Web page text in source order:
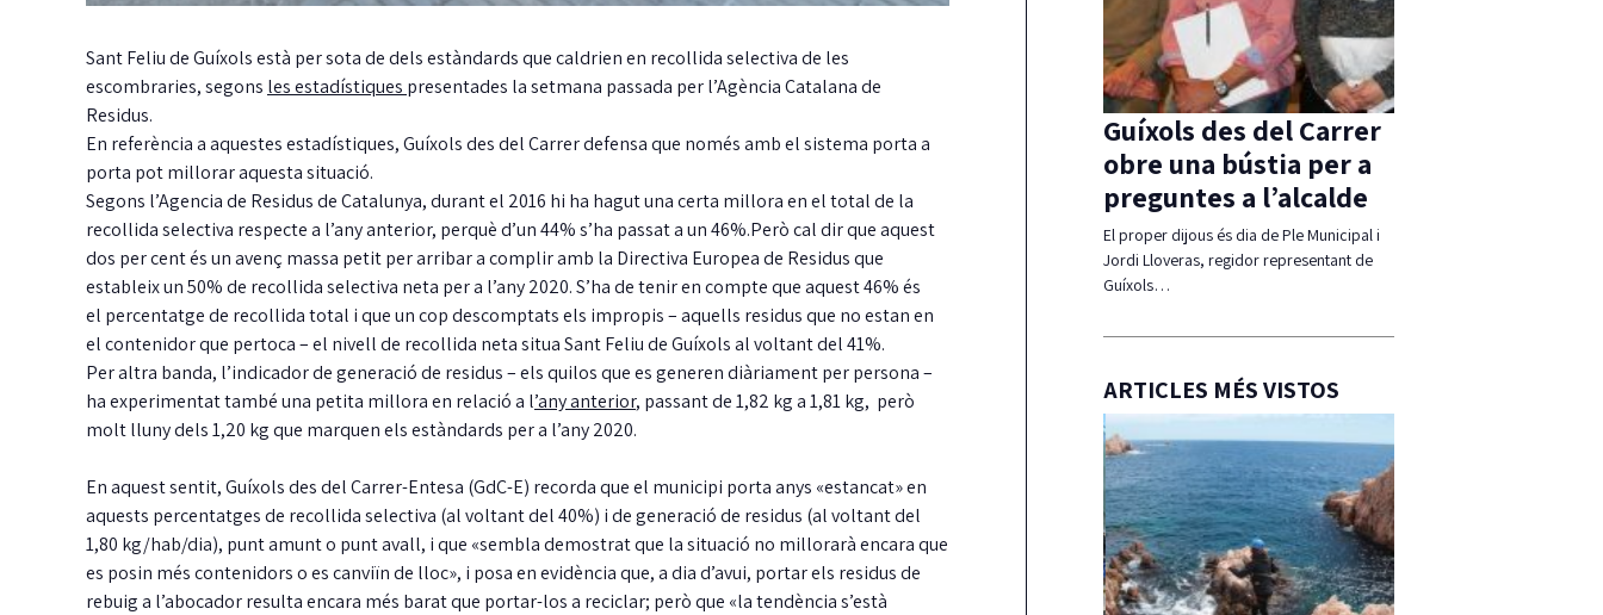
Sant Feliu de Guíxols està per sota de dels estàndards que caldrien en recollida selectiva de les
escombraries, segons les estadístiques presentades la setmana passada per l’Agència Catalana de
Residus.
En referència a aquestes estadístiques, Guíxols des del Carrer defensa que només amb el sistema porta a
porta pot millorar aquesta situació.
Segons l’Agencia de Residus de Catalunya, durant el 2016 hi ha hagut una certa millora en el total de la
recollida selectiva respecte a l’any anterior, perquè d’un 44% s’ha passat a un 46%.Però cal dir que aquest
dos per cent és un avenç massa petit per arribar a complir amb la Directiva Europea de Residus que
estableix un 50% de recollida selectiva neta per a l’any 2020. S’ha de tenir en compte que aquest 46% és
el percentatge de recollida total i que un cop descomptats els impropis – aquells residus que no estan en
el contenidor que pertoca – el nivell de recollida neta situa Sant Feliu de Guíxols al voltant del 41%.
Per altra banda, l’indicador de generació de residus – els quilos que es generen diàriament per persona –
ha experimentat també una petita millora en relació a l’any anterior, passant de 1,82 kg a 1,81 kg, però
molt lluny dels 1,20 kg que marquen els estàndards per a l’any 2020.
En aquest sentit, Guíxols des del Carrer-Entesa (GdC-E) recorda que el municipi porta anys «estancat» en
aquests percentatges de recollida selectiva (al voltant del 40%) i de generació de residus (al voltant del
1,80 kg/hab/dia), punt amunt o punt avall, i que «sembla demostrat que la situació no millorarà encara que
es posin més contenidors o es canviïn de lloc», i posa en evidència que, a dia d’avui, portar els residus de
rebuig a l’abocador resulta encara més barat que portar-los a reciclar; però que «la tendència s’està
Guíxols des del Carrer
obre una bústia per a
preguntes a l’alcalde
El proper dijous és dia de Ple Municipal i
Jordi Lloveras, regidor representant de
Guíxols…
ARTICLES MÉS VISTOS